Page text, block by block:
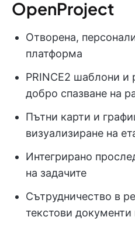
OpenProject
Отворена,
платформа
PRINCE2 шаблони и
добро спазване на
Пътни карти и
визуализиране на
Интегрирано
на задачите
Сътрудничество в
текстови